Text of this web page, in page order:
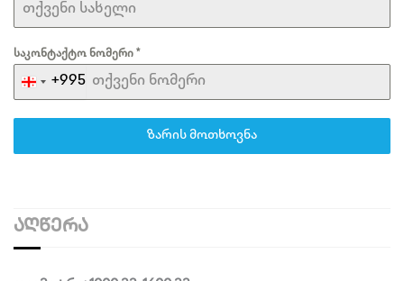
საკონტაქტო ნომერი *
Georgia
+995
ზარის მოთხოვნა
ᲐᲦᲬᲔᲠᲐ